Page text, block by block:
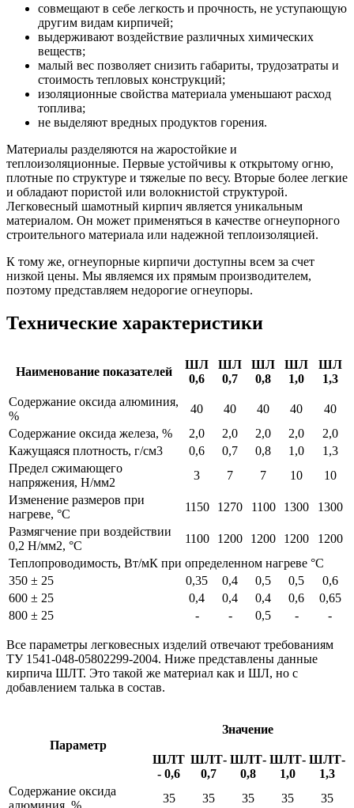
совмещают в себе легкость и прочность, не уступающую
другим видам кирпичей;
выдерживают воздействие различных химических
веществ;
малый вес позволяет снизить габариты, трудозатраты и
стоимость тепловых конструкций;
изоляционные свойства материала уменьшают расход
топлива;
не выделяют вредных продуктов горения.
Материалы разделяются на жаростойкие и
теплоизоляционные. Первые устойчивы к открытому огню,
плотные по структуре и тяжелые по весу. Вторые более легкие
и обладают пористой или волокнистой структурой.
Легковесный шамотный кирпич является уникальным
материалом. Он может применяться в качестве огнеупорного
строительного материала или надежной теплоизоляцией.
К тому же, огнеупорные кирпичи доступны всем за счет
низкой цены. Мы являемся их прямым производителем,
поэтому представляем недорогие огнеупоры.
Технические характеристики
Наименование показателей
ШЛ
0,6
ШЛ
0,7
ШЛ
0,8
ШЛ
1,0
ШЛ
1,3
Содержание оксида алюминия,
%
40 40 40 40
40
Содержание оксида железа, %
2,0 2,0 2,0 2,0
2,0
Кажущаяся плотность, г/см3
0,6 0,7 0,8 1,0
1,3
Предел сжимающего
напряжения, Н/мм2
3 7 7 10
10
Изменение размеров при
нагреве, °С
1150 1270 1100 1300
1300
Размягчение при воздействии
0,2 Н/мм2, °С
1100 1200 1200 1200
1200
Теплопроводимость, Вт/мК при определенном нагреве °С
350 ± 25
0,35 0,4 0,5 0,5
0,6
600 ± 25
0,4 0,4 0,4 0,6
0,65
800 ± 25
- - 0,5 - -
Все параметры легковесных изделий отвечают требованиям
ТУ 1541-048-05802299-2004. Ниже представлены данные
кирпича ШЛТ. Это такой же материал как и ШЛ, но с
добавлением талька в состав.
Параметр
Значение
ШЛТ
- 0,6
ШЛТ-
0,7
ШЛТ-
0,8
ШЛТ-
1,0
ШЛТ-
1,3
Содержание оксида
35 35 35 35 35